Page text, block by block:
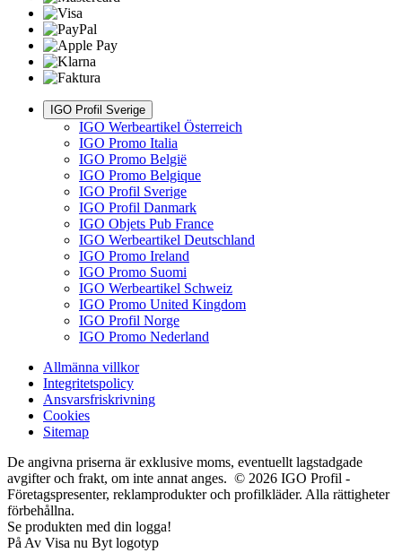
IGO Profil Sverige
IGO Werbeartikel Österreich
IGO Promo Italia
IGO Promo België
IGO Promo Belgique
IGO Profil Sverige
IGO Profil Danmark
IGO Objets Pub France
IGO Werbeartikel Deutschland
IGO Promo Ireland
IGO Promo Suomi
IGO Werbeartikel Schweiz
IGO Promo United Kingdom
IGO Profil Norge
IGO Promo Nederland
Allmänna villkor
Integritetspolicy
Ansvarsfriskrivning
Cookies
Sitemap
De angivna priserna är exklusive moms, eventuellt lagstadgade
avgifter och frakt, om inte annat anges. © 2026 IGO Profil -
Företagspresenter, reklamprodukter och profilkläder. Alla rättigheter
förbehållna.
Se produkten med din logga!
På Av Visa nu Byt logotyp